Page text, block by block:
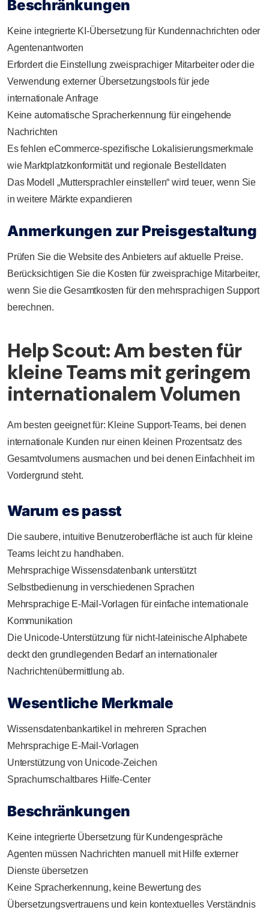
Beschränkungen
Keine integrierte KI-Übersetzung für Kundennachrichten oder
Agentenantworten
Erfordert die Einstellung zweisprachiger Mitarbeiter oder die
Verwendung externer Übersetzungstools für jede
internationale Anfrage
Keine automatische Spracherkennung für eingehende
Nachrichten
Es fehlen eCommerce-spezifische Lokalisierungsmerkmale
wie Marktplatzkonformität und regionale Bestelldaten
Das Modell „Muttersprachler einstellen“ wird teuer, wenn Sie
in weitere Märkte expandieren
Anmerkungen zur Preisgestaltung
Prüfen Sie die Website des Anbieters auf aktuelle Preise.
Berücksichtigen Sie die Kosten für zweisprachige Mitarbeiter,
wenn Sie die Gesamtkosten für den mehrsprachigen Support
berechnen.
Help Scout: Am besten für
kleine Teams mit geringem
internationalem Volumen
Am besten geeignet für: Kleine Support-Teams, bei denen
internationale Kunden nur einen kleinen Prozentsatz des
Gesamtvolumens ausmachen und bei denen Einfachheit im
Vordergrund steht.
Warum es passt
Die saubere, intuitive Benutzeroberfläche ist auch für kleine
Teams leicht zu handhaben.
Mehrsprachige Wissensdatenbank unterstützt
Selbstbedienung in verschiedenen Sprachen
Mehrsprachige E-Mail-Vorlagen für einfache internationale
Kommunikation
Die Unicode-Unterstützung für nicht-lateinische Alphabete
deckt den grundlegenden Bedarf an internationaler
Nachrichtenübermittlung ab.
Wesentliche Merkmale
Wissensdatenbankartikel in mehreren Sprachen
Mehrsprachige E-Mail-Vorlagen
Unterstützung von Unicode-Zeichen
Sprachumschaltbares Hilfe-Center
Beschränkungen
Keine integrierte Übersetzung für Kundengespräche
Agenten müssen Nachrichten manuell mit Hilfe externer
Dienste übersetzen
Keine Spracherkennung, keine Bewertung des
Übersetzungsvertrauens und kein kontextuelles Verständnis